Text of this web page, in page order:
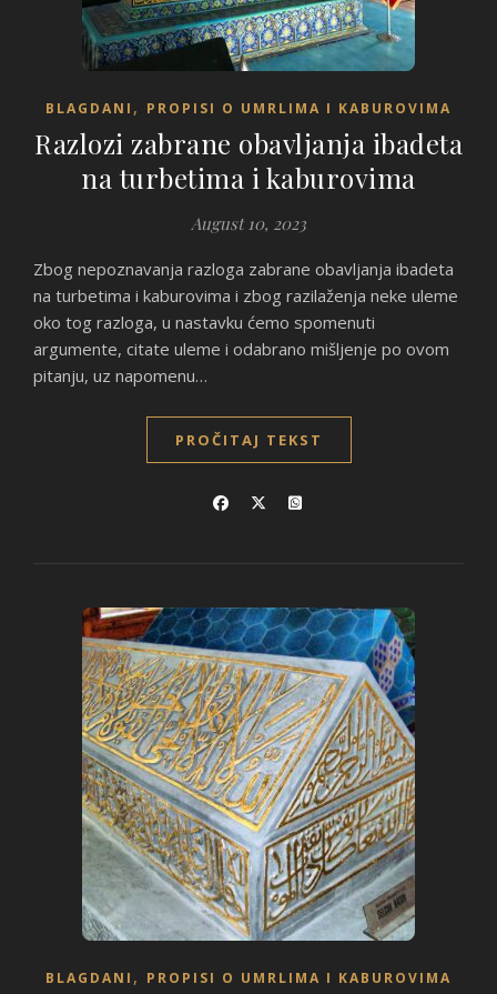
BLAGDANI , PROPISI O UMRLIMA I KABUROVIMA
Razlozi zabrane obavljanja ibadeta
na turbetima i kaburovima
August 10, 2023
Zbog nepoznavanja razloga zabrane obavljanja ibadeta
na turbetima i kaburovima i zbog razilaženja neke uleme
oko tog razloga, u nastavku ćemo spomenuti
argumente, citate uleme i odabrano mišljenje po ovom
pitanju, uz napomenu…
PROČITAJ TEKST
BLAGDANI , PROPISI O UMRLIMA I KABUROVIMA